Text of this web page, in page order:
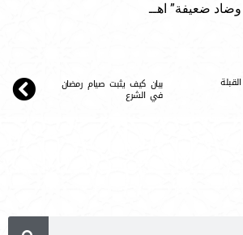
وضاد ضعيفة” اهــ
بيان كيف يثبت صيام رمضان
في الشرع